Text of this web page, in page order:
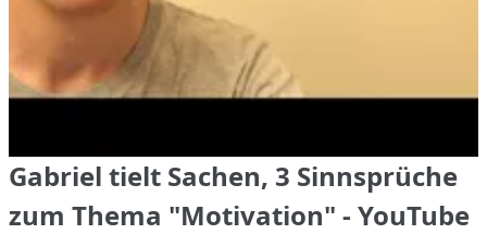
Gabriel tielt Sachen, 3 Sinnsprüche
zum Thema "Motivation" - YouTube